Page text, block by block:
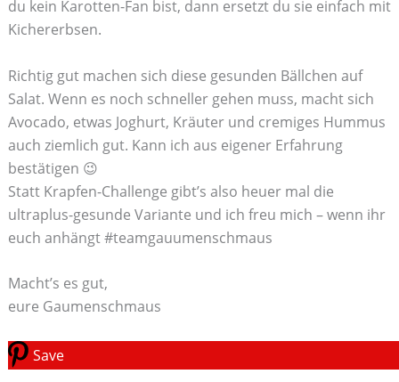
du kein Karotten-Fan bist, dann ersetzt du sie einfach mit
Kichererbsen.
Richtig gut machen sich diese gesunden Bällchen auf
Salat. Wenn es noch schneller gehen muss, macht sich
Avocado, etwas Joghurt, Kräuter und cremiges Hummus
auch ziemlich gut. Kann ich aus eigener Erfahrung
bestätigen 😉
Statt Krapfen-Challenge gibt’s also heuer mal die
ultraplus-gesunde Variante und ich freu mich – wenn ihr
euch anhängt #teamgauumenschmaus
Macht’s es gut,
eure Gaumenschmaus
Save